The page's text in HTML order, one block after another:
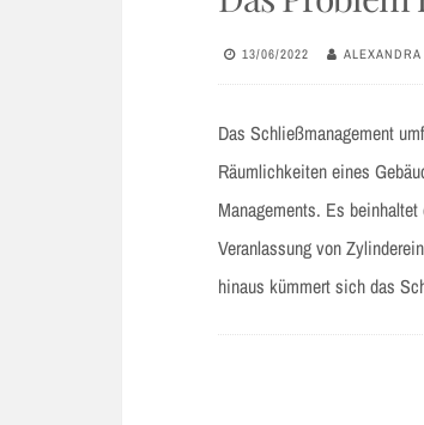
13/06/2022
Das Schließmanagement
Räumlichkeiten eines
Managements. Es
Veranlassung von
hinaus kümmert sich das